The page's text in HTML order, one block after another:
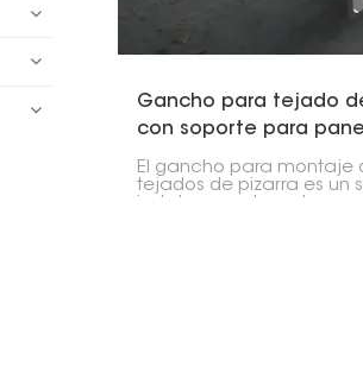
Gancho para tejado
con soporte para
El gancho para montaje
tejados de pizarra es un